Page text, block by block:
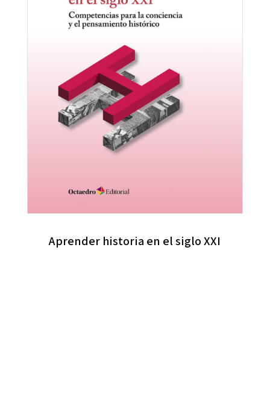
Aprender historia en el siglo XXI